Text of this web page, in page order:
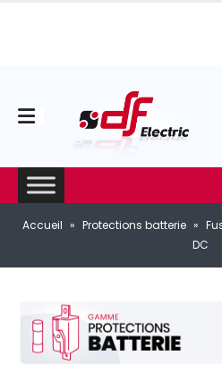
Accueil » Protections batterie »
DC